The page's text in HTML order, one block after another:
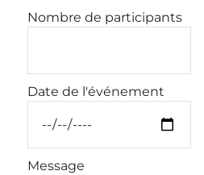
Nombre de participants
Date de l'événement
Message